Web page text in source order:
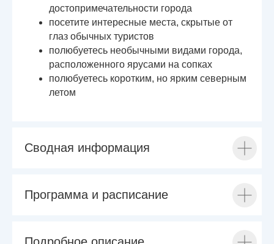
достопримечательности города
посетите интересные места, скрытые от
глаз обычных туристов
полюбуетесь необычными видами города,
расположенного ярусами на сопках
полюбуетесь коротким, но ярким северным
летом
Сводная информация
Программа и расписание